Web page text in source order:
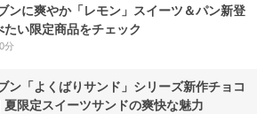
ンに爽やか「レモン」スイーツ＆パン新登
たい限定商品をチェック
分
ン「よくばりサンド」シリーズ新作チョコ
夏限定スイーツサンドの爽快な魅力